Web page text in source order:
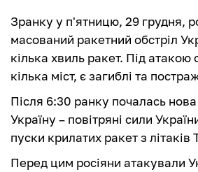
Зранку у п'ятницю, 29 грудня,
масований ракетний обстріл
кілька хвиль ракет. Під
кілька міст, є загиблі та
Після 6:30 ранку почалась
Україну – повітряні сили
пуски крилатих ракет з
Перед цим росіяни атакували